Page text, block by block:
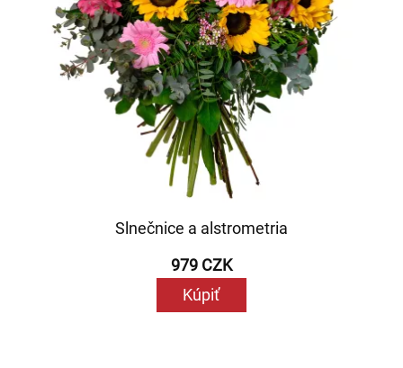
Slnečnice a alstrometria
979 CZK
Kúpiť